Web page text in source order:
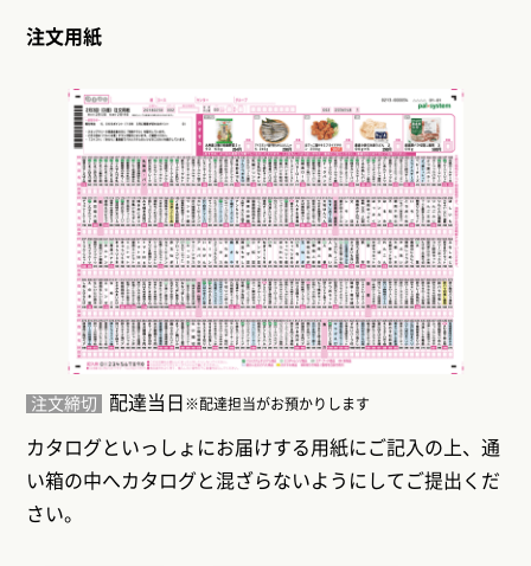
注文用紙
注文締切 配達当日 ※配達担当がお預かりします
カタログといっしょにお届けする用紙にご記入の上、通
い箱の中へカタログと混ざらないようにしてご提出くだ
さい。